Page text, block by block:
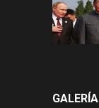
GALERÍA